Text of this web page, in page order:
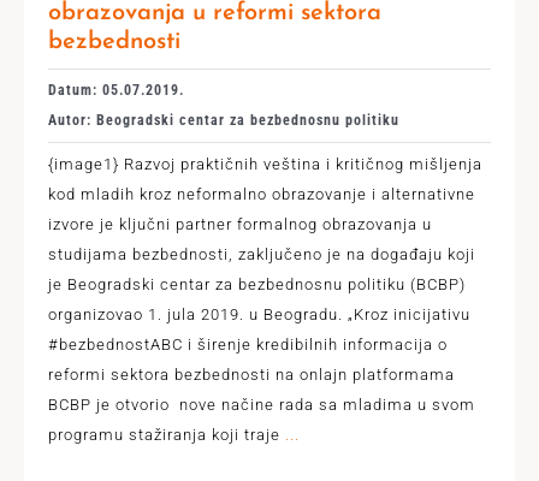
obrazovanja u reformi sektora
bezbednosti
Datum: 05.07.2019.
Autor: Beogradski centar za bezbednosnu politiku
{image1} Razvoj praktičnih veština i kritičnog mišljenja
kod mladih kroz neformalno obrazovanje i alternativne
izvore je ključni partner formalnog obrazovanja u
studijama bezbednosti, zaključeno je na događaju koji
je Beogradski centar za bezbednosnu politiku (BCBP)
organizovao 1. jula 2019. u Beogradu. „Kroz inicijativu
#bezbednostABC i širenje kredibilnih informacija o
reformi sektora bezbednosti na onlajn platformama
BCBP je otvorio nove načine rada sa mladima u svom
programu stažiranja koji traje ...